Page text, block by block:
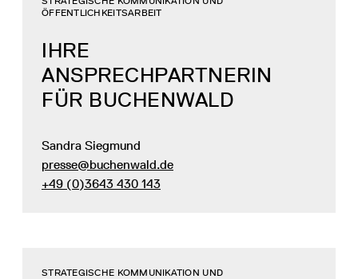
IHRE
ANSPRECHPARTNERIN
FÜR BUCHENWALD
ÖFFENTLICHKEITSARBEIT
Sandra Siegmund
presse@buchenwald.de
+49 (0)3643 430 143
STRATEGISCHE KOMMUNIKATION UND